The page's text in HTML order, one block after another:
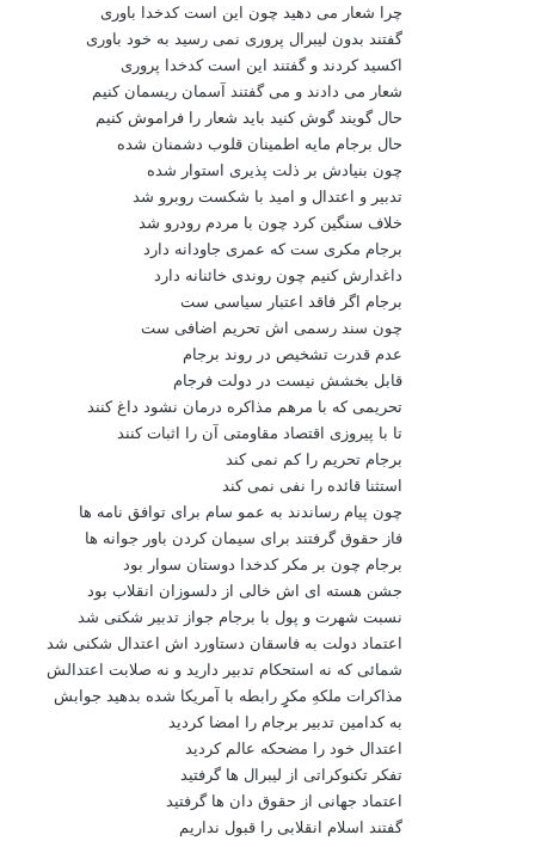
چرا شعار می دهید چون این است کدخدا باوری
گفتند بدون لیبرال پروری نمی رسید به خود باوری
اکسید کردند و گفتند این است کدخدا پروری
شعار می دادند و می گفتند آسمان ریسمان کنیم
حال گویند گوش کنید باید شعار را فراموش کنیم
حال برجام مایه اطمینان قلوب دشمنان شده
چون بنیادش بر ذلت پذیری استوار شده
تدبیر و اعتدال و امید با شکست روبرو شد
خلاف سنگین کرد چون با مردم رودرو شد
برجام مکری ست که عمری جاودانه دارد
داغدارش کنیم چون روندی خائنانه دارد
برجام اگر فاقد اعتبار سیاسی ست
چون سند رسمی اش تحریم اضافی ست
عدم قدرت تشخیص در روند برجام
قابل بخشش نیست در دولت فرجام
تحریمی که با مرهم مذاکره درمان نشود داغ کنند
تا با پیروزی اقتصاد مقاومتی آن را اثبات کنند
برجام تحریم را کم نمی کند
استثنا قائده را نفی نمی کند
چون پیام رساندند به عمو سام برای توافق نامه ها
فاز حقوق گرفتند برای سیمان کردن باور جوانه ها
برجام چون بر مکر کدخدا دوستان سوار بود
جشن هسته ای اش خالی از دلسوزان انقلاب بود
نسبت شهرت و پول با برجام جواز تدبیر شکنی شد
اعتماد دولت به فاسقان دستاورد اش اعتدال شکنی شد
شمائی که نه استحکام تدبیر دارید و نه صلابت اعتدالش
مذاکرات ملکهِ مکرِِِ رابطه با آمریکا شده بدهید جوابش
به کدامین تدبیر برجام را امضا کردید
اعتدال خود را مضحکه عالم کردید
تفکر تکنوکراتی از لیبرال ها گرفتید
اعتماد جهانی از حقوق دان ها گرفتید
گفتند اسلام انقلابی را قبول نداریم